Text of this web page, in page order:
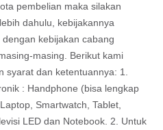
pembelian maka silakan
dahulu, kebijakannya
kebijakan cabang
masing. Berikut kami
syarat dan ketentuannya: 1.
: Handphone (bisa lengkap
Smartwatch, Tablet,
LED dan Notebook. 2. Untuk